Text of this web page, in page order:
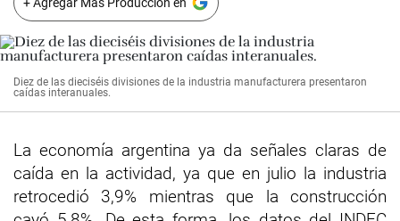
Diez de las dieciséis divisiones de la industria manufacturera presentaron
caídas interanuales.
La economía argentina ya da señales claras de
caída en la actividad, ya que en julio la industria
retrocedió 3,9% mientras que la construcción